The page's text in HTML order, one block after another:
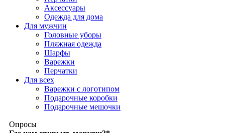
Аксессуары
Одежда для дома
Для мужчин
Головные уборы
Пляжная одежда
Шарфы
Варежки
Перчатки
Для всех
Варежки с логотипом
Подарочные коробки
Подарочные мешочки
Опросы